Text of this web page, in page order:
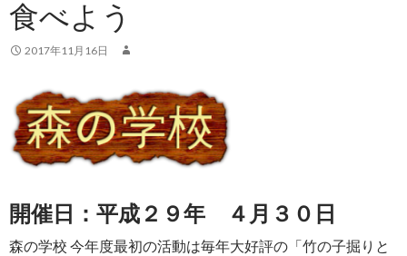
ス
キ
ッ
食べよう
2017年11月16日
開催日：平成２９年 ４月３０日
森の学校 今年度最初の活動は毎年大好評の「竹の子掘りと